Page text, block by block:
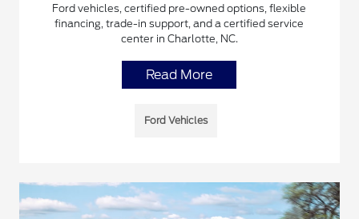
Ford vehicles, certified pre-owned options, flexible
financing, trade-in support, and a certified service
center in Charlotte, NC.
Read More
Ford Vehicles